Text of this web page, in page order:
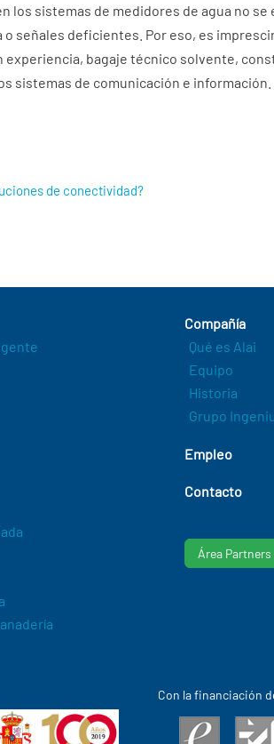
los sistemas de medidores de agua no
señales deficientes. Por eso, es
experiencia, bagaje técnico solvente,
sistemas de comunicación e información.
de conectividad?
Compañía
Qué es Alai
Equipo
Historia
Grupo
Empleo
Contacto
Área Partners
Con la financiación